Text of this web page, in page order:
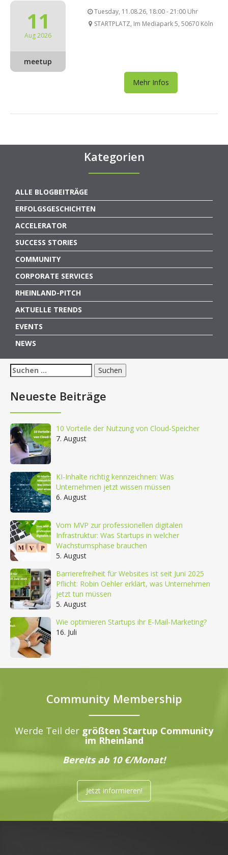
11
Aug 2026
meetup
Tuesday, 11.08.26, 18:00 - 21:00 Uhr
STARTPLATZ, Im Mediapark 5, 50670 Köln
Mehr Infos
Kategorien
ALLE BLOGBEITRÄGE
ERFOLGSGESCHICHTEN
ACCELERATOR
SUCCESS STORIES
COMMUNITY
CORPORATE SERVICES
RHEINLAND-PITCH
AKTUELLE TRENDS
EVENTS
NEWS
Suchen
nach:
Neueste Beiträge
10 Vorteile der Nutzung von Cloud-Speicher
7. August
KI-Inhalte richtig kennzeichnen: Was
Unternehmen jetzt wissen müssen
6. August
Vom MVP zur professionellen digitalen
Infrastruktur: Was Startups in welcher
Wachstumsphase brauchen
5. August
Barrierefreiheit für Websites ist seit Juni 2025
Pflicht: Robin Oehler erklärt, was Unternehmen
jetzt tun müssen
5. August
Wie optimieren Startups ihr E-Mail-Marketing?
16. Juli
Community Membership
Werde Teil der größten Startup Community
im Rheinland
Bereits ab 10 €/Monat!
Jetzt informieren!